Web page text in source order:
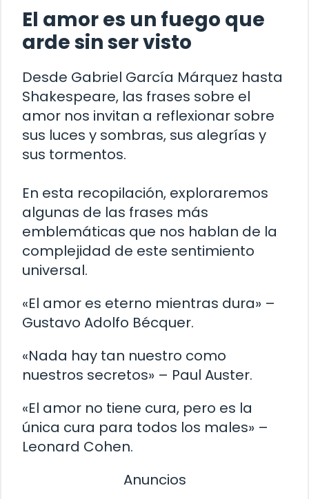
El amor es un fuego que
arde sin ser visto
Desde Gabriel García Márquez hasta
Shakespeare, las frases sobre el
amor nos invitan a reflexionar sobre
sus luces y sombras, sus alegrías y
sus tormentos.
En esta recopilación, exploraremos
algunas de las frases más
emblemáticas que nos hablan de la
complejidad de este sentimiento
universal.
«El amor es eterno mientras dura» –
Gustavo Adolfo Bécquer.
«Nada hay tan nuestro como
nuestros secretos» – Paul Auster.
«El amor no tiene cura, pero es la
única cura para todos los males» –
Leonard Cohen.
Anuncios